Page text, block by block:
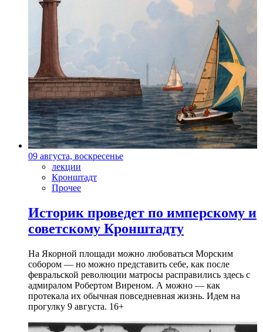
09 августа, воскресенье
лекции
Кронштадт
Прочее
Историк проведет по имперскому и
советскому Кронштадту
На Якорной площади можно любоваться Морским
собором — но можно представить себе, как после
февральской революции матросы расправились здесь с
адмиралом Робертом Виреном. А можно — как
протекала их обычная повседневная жизнь. Идем на
прогулку 9 августа. 16+